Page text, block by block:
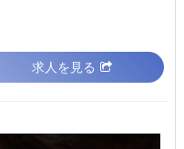
求人を見る